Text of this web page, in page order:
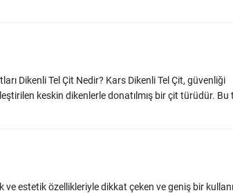
Dikenli Tel Çit Nedir? Kars Dikenli Tel Çit, güvenliği
keskin dikenlerle donatılmış bir çit türüdür. Bu
ve estetik özellikleriyle dikkat çeken ve geniş bir